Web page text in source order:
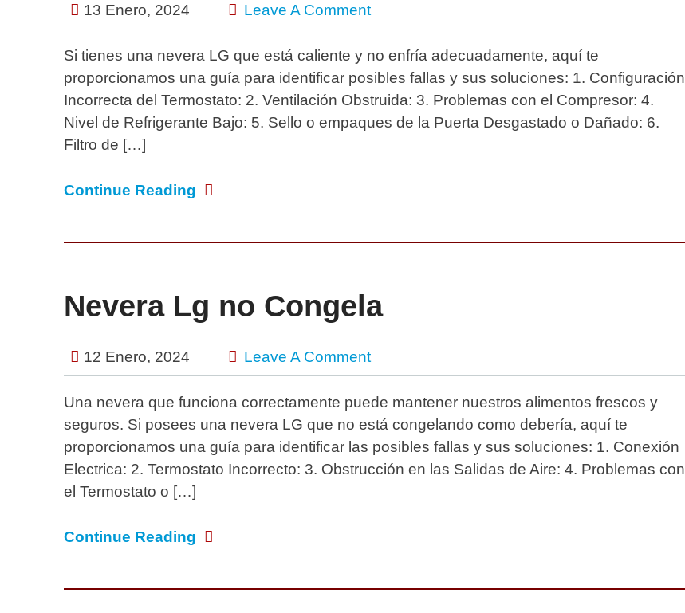
13 Enero, 2024 Leave A Comment
Si tienes una nevera LG que está caliente y no enfría adecuadamente, aquí te
proporcionamos una guía para identificar posibles fallas y sus soluciones: 1. Configuración
Incorrecta del Termostato: 2. Ventilación Obstruida: 3. Problemas con el Compresor: 4.
Nivel de Refrigerante Bajo: 5. Sello o empaques de la Puerta Desgastado o Dañado: 6.
Filtro de […]
Continue Reading
Nevera Lg no Congela
12 Enero, 2024 Leave A Comment
Una nevera que funciona correctamente puede mantener nuestros alimentos frescos y
seguros. Si posees una nevera LG que no está congelando como debería, aquí te
proporcionamos una guía para identificar las posibles fallas y sus soluciones: 1. Conexión
Electrica: 2. Termostato Incorrecto: 3. Obstrucción en las Salidas de Aire: 4. Problemas con
el Termostato o […]
Continue Reading